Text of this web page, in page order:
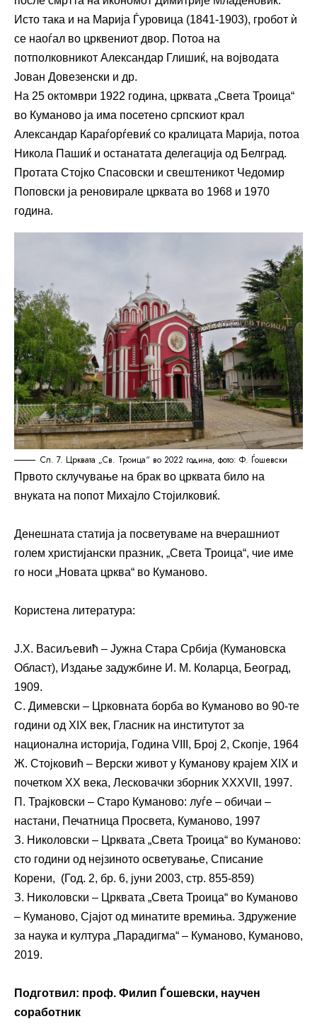
Исто така и на Марија Ѓуровица (1841-1903), гробот ѝ
се наоѓал во црквениот двор. Потоа на
потполковникот Александар Глишиќ, на војводата
Јован Довезенски и др.
На 25 октомври 1922 година, црквата „Света Троица“
во Куманово ја има посетено српскиот крал
Александар Караѓорѓевиќ со кралицата Марија, потоа
Никола Пашиќ и останатата делегација од Белград.
Протата Стојко Спасовски и свештеникот Чедомир
Поповски ја реновирале црквата во 1968 и 1970
година.
Сл. 7. Црквата „Св. Троица“ во 2022 година, фото: Ф. Ѓошевски
Првото склучување на брак во црквата било на
внуката на попот Михајло Стојилковиќ.
Денешната статија ја посветуваме на вчерашниот
голем христијански празник, „Света Троица“, чие име
го носи „Новата црква“ во Куманово.
Користена литература:
Ј.Х. Васиљевић – Јужна Стара Србија (Кумановска
Област), Издање задужбине И. М. Коларца, Београд,
1909.
С. Димевски – Црковната борба во Куманово во 90-те
години од XIX век, Гласник на институтот за
национална историја, Година VIII, Број 2, Скопје, 1964
Ж. Стојковић – Верски живот у Куманову крајем XIX и
почетком XX века, Лесковачки зборник XXXVII, 1997.
П. Трајковски – Старо Куманово: луѓе – обичаи –
настани, Печатница Просвета, Куманово, 1997
З. Николовски – Црквата „Света Троица“ во Куманово:
сто години од нејзиното осветување, Списание
Корени, (Год. 2, бр. 6, јуни 2003, стр. 855-859)
З. Николовски – Црквата „Света Троица“ во Куманово
– Куманово, Сјајот од минатите времиња. Здружение
за наука и култура „Парадигма“ – Куманово, Куманово,
2019.
Подготвил: проф. Филип Ѓошевски, научен
соработник